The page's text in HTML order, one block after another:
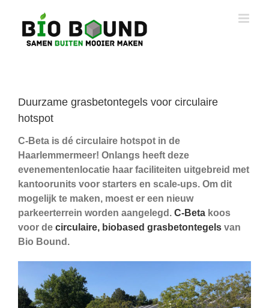
inhoud
Duurzame grasbetontegels voor circulaire
hotspot
C-Beta is dé circulaire hotspot in de
Haarlemmermeer! Onlangs heeft deze
evenementenlocatie haar faciliteiten uitgebreid met
kantoorunits voor starters en scale-ups. Om dit
mogelijk te maken, moest er een nieuw
parkeerterrein worden aangelegd. C-Beta koos
voor de circulaire, biobased grasbetontegels van
Bio Bound.